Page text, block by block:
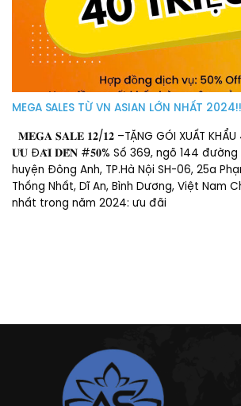
MEGA SALES TỪ VN ASIAN LỚN NHẤT
𝐌𝐄𝐆𝐀 𝐒𝐀𝐋𝐄 𝟏𝟐/𝟏𝟐 –TẶNG GÓI XUẤT KHẨU
𝐔̛𝐔 Đ𝐀̃𝐈 𝐃𝐄̂́𝐍 #𝟓𝟎% Số 369, ngõ 144 đường
huyện Đông Anh, TP.Hà Nội SH-06, 25a
Thống Nhất, Dĩ An, Bình Dương, Việt Nam
nhất trong năm 2024: ưu đãi